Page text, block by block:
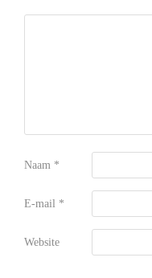
Naam *
E-mail *
Website